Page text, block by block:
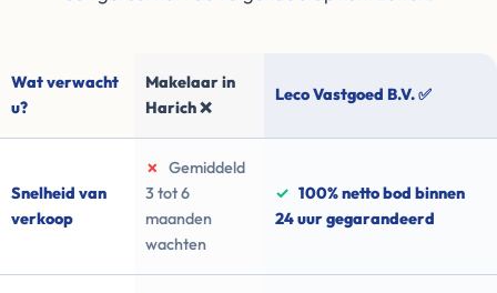
Wat verwacht
u?
Makelaar in
Harich ❌
Leco Vastgoed B.V. ✅
Snelheid van
verkoop
✗
Gemiddeld
3 tot 6
maanden
wachten
✓ 100% netto bod binnen
24 uur gegarandeerd